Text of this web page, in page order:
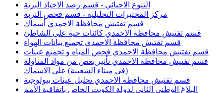
التنوع الاحيائي - قسم رصد الاحياد البرية
مركز المختبرات التحليلية - قسم فحص التربة
قسم تفتيش محافظة الاحمدي أسماك
قسم تفتيش محافظة الاحمدي كائنات حية على الشاطئ
قسم تفتيش محافظة الاحمدي تجميع بيانات الهواء
قسم تفتيش محافظة الاحمدي فحص المياه و تجميع عينات
قسم تفتيش محافظة الاحمدي تأثير بعض من مواد المناولة
(في ميناء الشعيبة) على الاسماك
قسم تفتيش محافظة الاحمدي تحليل عينات بيولوجية
البلاغ الوطني الثاني لدولة الكويت الخاص باتفاقية الأمم